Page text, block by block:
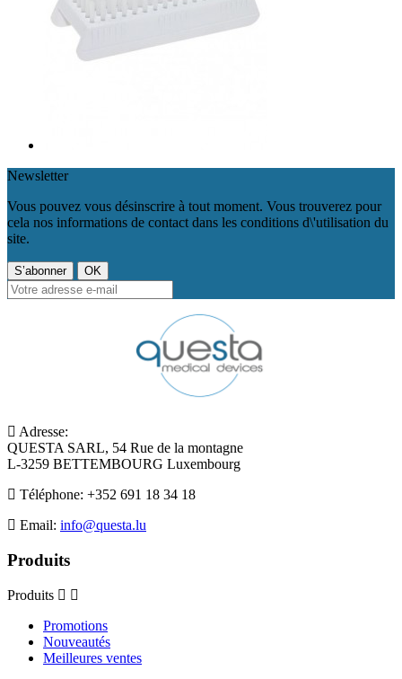
Newsletter
Vous pouvez vous désinscrire à tout moment. Vous trouverez pour
cela nos informations de contact dans les conditions d\'utilisation du
site.
Adresse:
QUESTA SARL, 54 Rue de la montagne
L-3259 BETTEMBOURG Luxembourg
Téléphone: +352 691 18 34 18
Email: info@questa.lu
Produits
Produits
Promotions
Nouveautés
Meilleures ventes